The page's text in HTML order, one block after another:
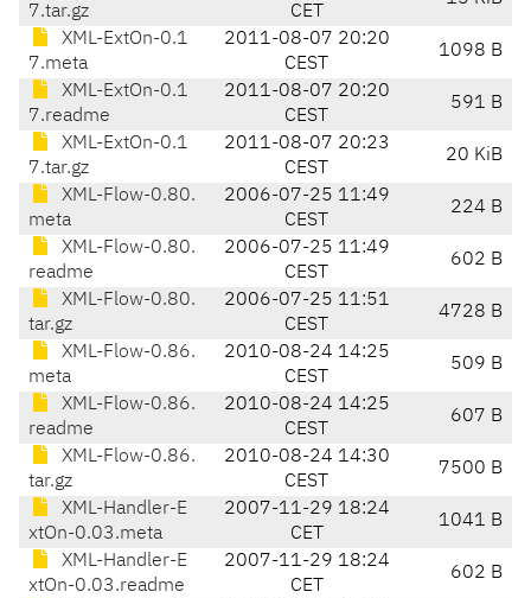
7.tar.gz
CET
XML-ExtOn-0.1
7.meta
2011-08-07 20:20
CEST
1098 B
XML-ExtOn-0.1
7.readme
2011-08-07 20:20
CEST
591 B
XML-ExtOn-0.1
7.tar.gz
2011-08-07 20:23
CEST
20 KiB
XML-Flow-0.80.
meta
2006-07-25 11:49
CEST
224 B
XML-Flow-0.80.
readme
2006-07-25 11:49
CEST
602 B
XML-Flow-0.80.
tar.gz
2006-07-25 11:51
CEST
4728 B
XML-Flow-0.86.
meta
2010-08-24 14:25
CEST
509 B
XML-Flow-0.86.
readme
2010-08-24 14:25
CEST
607 B
XML-Flow-0.86.
tar.gz
2010-08-24 14:30
CEST
7500 B
XML-Handler-E
xtOn-0.03.meta
2007-11-29 18:24
CET
1041 B
XML-Handler-E
xtOn-0.03.readme
2007-11-29 18:24
CET
602 B